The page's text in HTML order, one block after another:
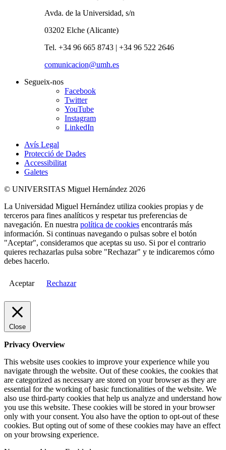
Avda. de la Universidad, s/n
03202 Elche (Alicante)
Tel. +34 96 665 8743 | +34 96 522 2646
comunicacion@umh.es
Segueix-nos
Facebook
Twitter
YouTube
Instagram
LinkedIn
Avís Legal
Protecció de Dades
Accessibilitat
Galetes
© UNIVERSITAS Miguel Hernández 2026
La Universidad Miguel Hernández utiliza cookies propias y de
terceros para fines analíticos y respetar tus preferencias de
navegación. En nuestra política de cookies encontrarás más
información. Si continuas navegando o pulsas sobre el botón
"Aceptar", consideramos que aceptas su uso. Si por el contrario
quieres rechazarlas pulsa sobre "Rechazar" y te indicaremos cómo
debes hacerlo.
Aceptar Rechazar
Close
Privacy Overview
This website uses cookies to improve your experience while you
navigate through the website. Out of these cookies, the cookies that
are categorized as necessary are stored on your browser as they are
essential for the working of basic functionalities of the website. We
also use third-party cookies that help us analyze and understand how
you use this website. These cookies will be stored in your browser
only with your consent. You also have the option to opt-out of these
cookies. But opting out of some of these cookies may have an effect
on your browsing experience.